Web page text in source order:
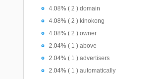
4.08% ( 2 ) domain
4.08% ( 2 ) kinokong
4.08% ( 2 ) owner
2.04% ( 1 ) above
2.04% ( 1 ) advertisers
2.04% ( 1 ) automatically